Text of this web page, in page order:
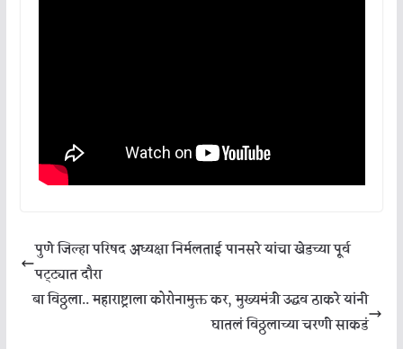
पुणे जिल्हा परिषद अध्यक्षा निर्मलताई पानसरे यांचा खेडच्या पूर्व
पट्ट्यात दौरा
बा विठ्ठला.. महाराष्ट्राला कोरोनामुक्त कर, मुख्यमंत्री उद्धव ठाकरे यांनी
घातलं विठ्ठलाच्या चरणी साकडं